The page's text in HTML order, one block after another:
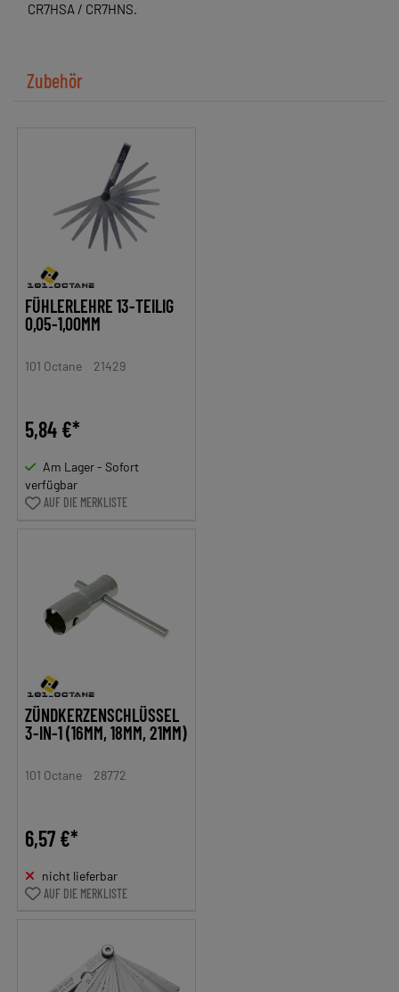
CR7HSA / CR7HNS.
Zubehör
FÜHLERLEHRE 13-TEILIG
0,05-1,00MM
101 Octane 21429
5,84 €*
Am Lager - Sofort
verfügbar
AUF DIE MERKLISTE
ZÜNDKERZENSCHLÜSSEL
3-IN-1 (16MM, 18MM, 21MM)
101 Octane 28772
6,57 €*
nicht lieferbar
AUF DIE MERKLISTE